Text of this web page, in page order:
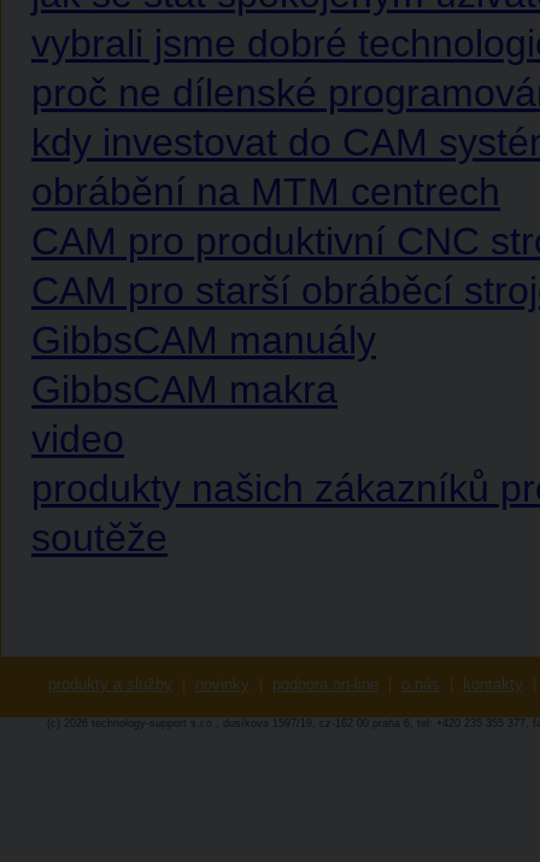
vybrali jsme dobré
proč ne dílenské
kdy investovat do CAM
obrábění na MTM centrech
CAM pro produktivní CNC
CAM pro starší obráběcí
GibbsCAM manuály
GibbsCAM makra
video
produkty našich zákazníků
soutěže
produkty a služby novinky podpora on-line o nás kontakty
(c) 2026 technology-support s.r.o., dusíkova 1597/19, cz-162 00 praha 6, tel: +420 235 355 377,